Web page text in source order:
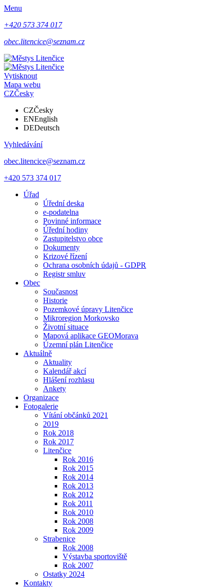
Menu
+420 573 374 017
obec.litencice@seznam.cz
Vytisknout
Mapa webu
CZČesky
CZČesky
ENEnglish
DEDeutsch
Vyhledávání
obec.litencice@seznam.cz
+420 573 374 017
Úřad
Úřední deska
e-podatelna
Povinné informace
Úřední hodiny
Zastupitelstvo obce
Dokumenty
Krizové řízení
Ochrana osobních údajů - GDPR
Registr smluv
Obec
Současnost
Historie
Pozemkové úpravy Litenčice
Mikroregion Morkovsko
Životní situace
Mapová aplikace GEOMorava
Územní plán Litenčice
Aktuálně
Aktuality
Kalendář akcí
Hlášení rozhlasu
Ankety
Organizace
Fotogalerie
Vítání občánků 2021
2019
Rok 2018
Rok 2017
Litenčice
Rok 2016
Rok 2015
Rok 2014
Rok 2013
Rok 2012
Rok 2011
Rok 2010
Rok 2008
Rok 2009
Strabenice
Rok 2008
Výstavba sportoviště
Rok 2007
Ostatky 2024
Kontakty